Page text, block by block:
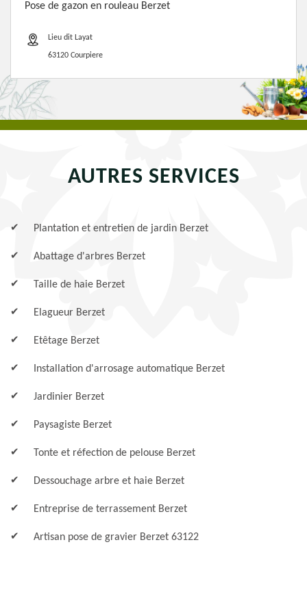
Pose de gazon en rouleau Berzet
Lieu dit Layat
63120 Courpiere
AUTRES SERVICES
Plantation et entretien de jardin Berzet
Abattage d'arbres Berzet
Taille de haie Berzet
Elagueur Berzet
Etêtage Berzet
Installation d'arrosage automatique Berzet
Jardinier Berzet
Paysagiste Berzet
Tonte et réfection de pelouse Berzet
Dessouchage arbre et haie Berzet
Entreprise de terrassement Berzet
Artisan pose de gravier Berzet 63122